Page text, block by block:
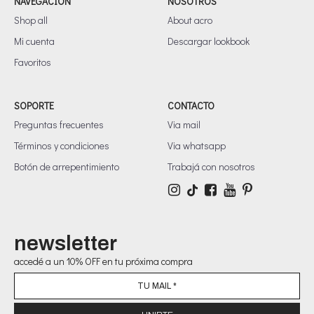
Shop all
Mi cuenta
Favoritos
About acro
Descargar lookbook
SOPORTE
Preguntas frecuentes
Términos y condiciones
Botón de arrepentimiento
CONTACTO
Via mail
Via whatsapp
Trabajá con nosotros
newsletter
accedé a un 10% OFF en tu próxima compra